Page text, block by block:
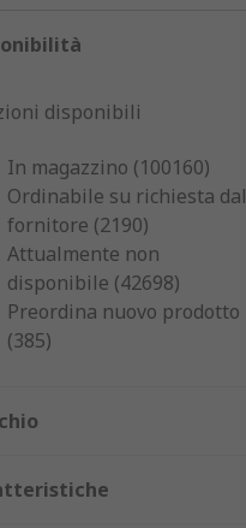
disponibili
In magazzino (100160)
Ordinabile su richiesta dal
fornitore (2190)
Attualmente non
disponibile (42698)
Preordina nuovo prodotto
(385)